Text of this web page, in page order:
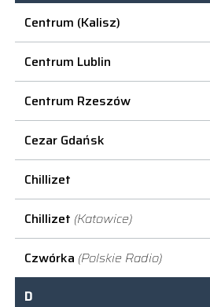
Centrum (Kalisz)
Centrum Lublin
Centrum Rzeszów
Cezar Gdańsk
Chillizet
Chillizet (Katowice)
Czwórka (Polskie Radio)
D